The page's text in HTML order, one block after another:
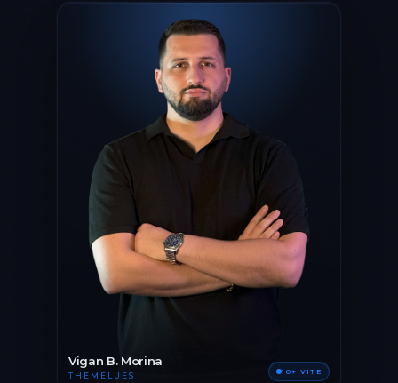
Vigan B. Morina
THEMELUES 10+ VITE